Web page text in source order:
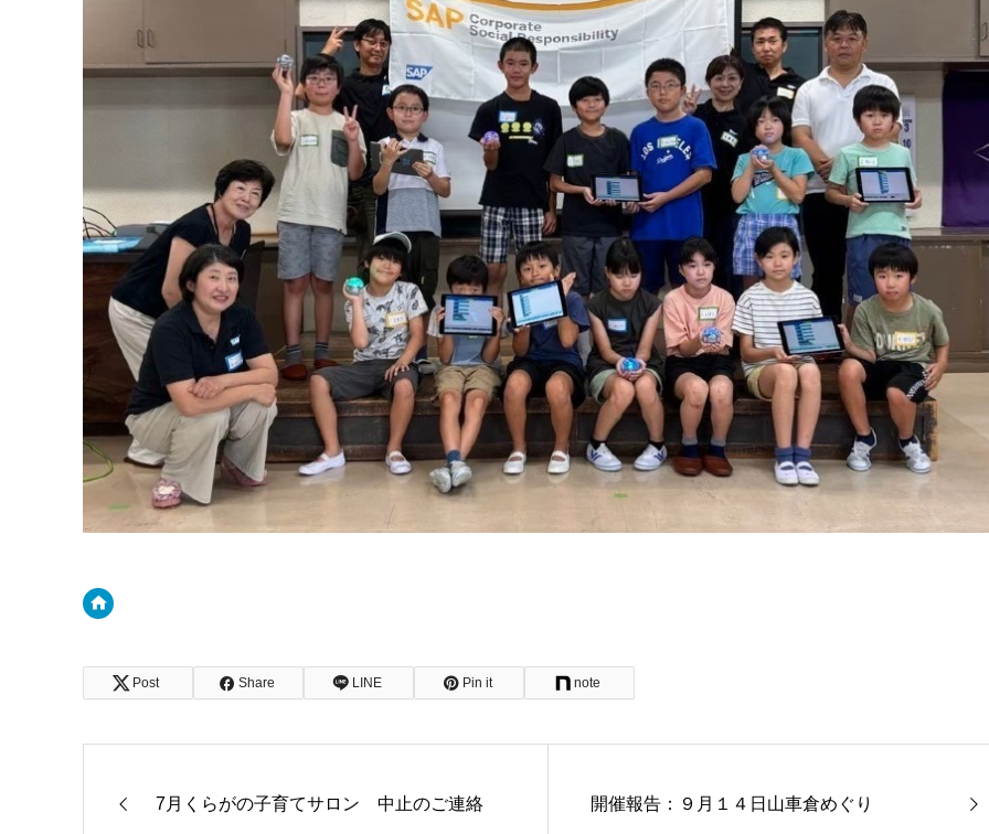
Post Share LINE Pin it note
7月くらがの子育てサロン 中止のご連絡 開催報告：９月１４日山車倉めぐり